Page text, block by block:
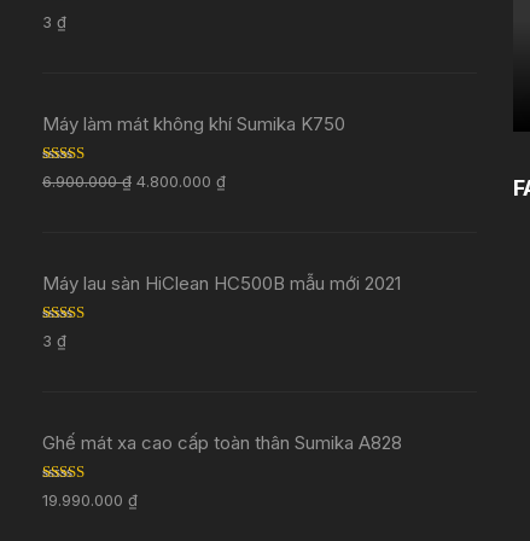
Rated
out of 5
3 ₫
Máy làm mát không khí Sumika K750
Rated 5.00
out of 5
6.900.000₫ 4.800.000 ₫
Máy lau sàn HiClean HC500B mẫu mới 2021
Rated
out of 5
3 ₫
Ghế mát xa cao cấp toàn thân Sumika A828
Rated5.00
out of 5
19.990.000 ₫